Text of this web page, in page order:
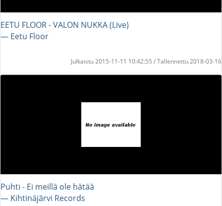
EETU FLOOR - VALON NUKKA (Live)
― Eetu Floor
Julkaistu 2015-11-11 10:42:55 / Tallennettu 2018-03-16
Puhti - Ei meillä ole hätää
― Kihtinäjärvi Records